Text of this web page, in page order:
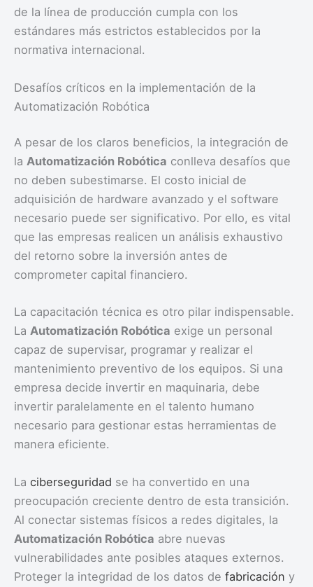
de la línea de producción cumpla con los
estándares más estrictos establecidos por la
normativa internacional.
Desafíos críticos en la implementación de la
Automatización Robótica
A pesar de los claros beneficios, la integración de
la Automatización Robótica conlleva desafíos que
no deben subestimarse. El costo inicial de
adquisición de hardware avanzado y el software
necesario puede ser significativo. Por ello, es vital
que las empresas realicen un análisis exhaustivo
del retorno sobre la inversión antes de
comprometer capital financiero.
La capacitación técnica es otro pilar indispensable.
La Automatización Robótica exige un personal
capaz de supervisar, programar y realizar el
mantenimiento preventivo de los equipos. Si una
empresa decide invertir en maquinaria, debe
invertir paralelamente en el talento humano
necesario para gestionar estas herramientas de
manera eficiente.
La ciberseguridad se ha convertido en una
preocupación creciente dentro de esta transición.
Al conectar sistemas físicos a redes digitales, la
Automatización Robótica abre nuevas
vulnerabilidades ante posibles ataques externos.
Proteger la integridad de los datos de fabricación y